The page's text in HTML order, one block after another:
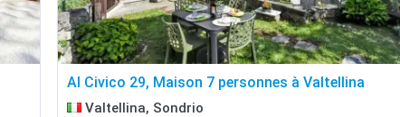
Al Civico 29, Maison 7 personnes à Valtellina
Valtellina, Sondrio